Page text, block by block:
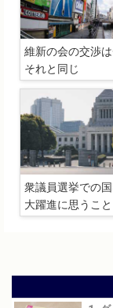
維新の会の交渉
それと同じ
衆議員選挙での
大躍進に思うこと